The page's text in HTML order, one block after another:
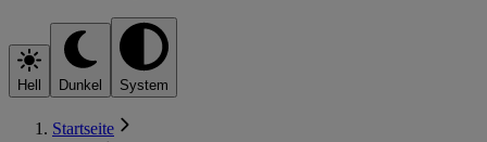
Hell Dunkel System
Startseite